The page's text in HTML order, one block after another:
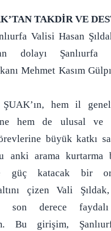
TAKDİR VE
Valisi Hasan
dolayı Şanlıurfa
Mehmet Kasım
ŞUAK’ın, hem il
hem de ulusal ve
büyük katkı
anki arama kurtarma
güç katacak bir
çizen Vali Şıldak,
son derece faydalı
Bu girişim,